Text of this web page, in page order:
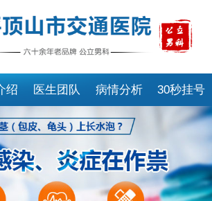
绍 医生团队 病情分析 30秒挂号